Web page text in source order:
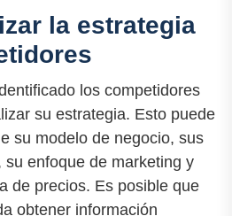
la estrategia
los competidores
su estrategia. Esto puede
su modelo de negocio, sus
su enfoque de marketing y
de precios. Es posible que
obtener información